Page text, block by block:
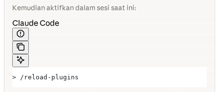
Kemudian aktifkan dalam sesi saat ini:
Claude Code
> /reload-plugins